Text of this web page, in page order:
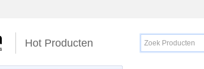
Hot Producten